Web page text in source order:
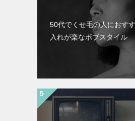
50代でくせ毛の人におす
入れが楽なボブスタイル